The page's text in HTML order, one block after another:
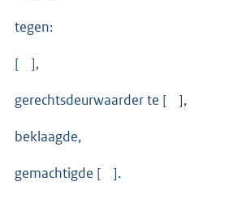
tegen:
[ ],
gerechtsdeurwaarder te [ ],
beklaagde,
gemachtigde [ ].